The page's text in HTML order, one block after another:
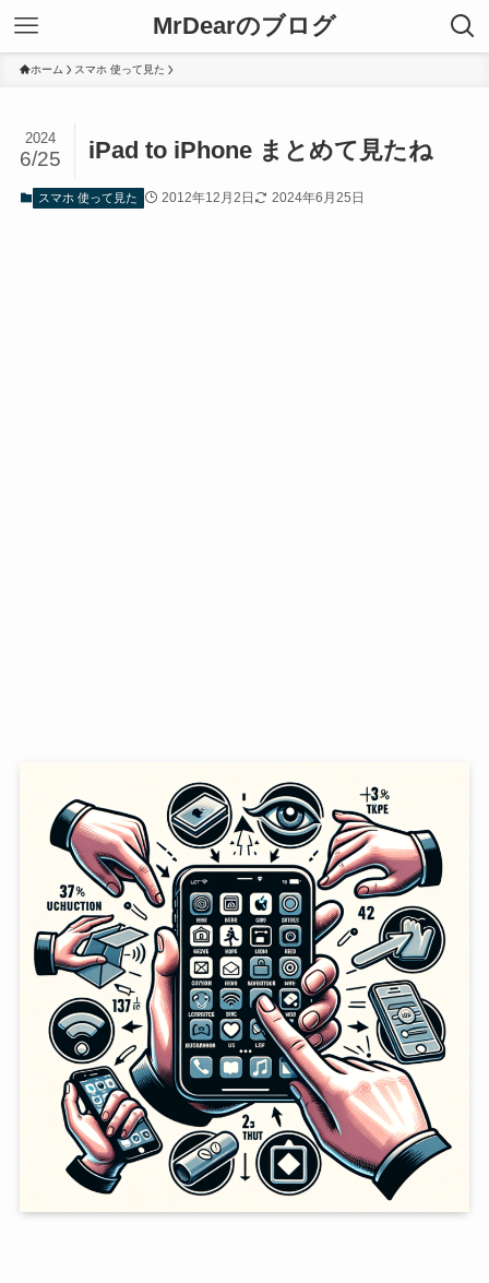
MrDearのブログ
ホーム スマホ 使って見た
iPad to iPhone まとめて見たね
2024
6/25
スマホ 使って見た 2012年12月2日 2024年6月25日